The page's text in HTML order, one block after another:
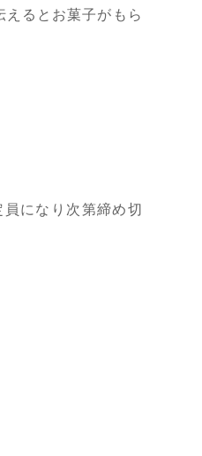
えるとお菓子がもら
になり次第締め切